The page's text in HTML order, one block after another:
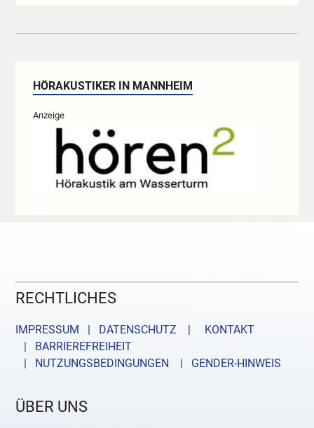
HÖRAKUSTIKER IN MANNHEIM
Anzeige
RECHTLICHES
IMPRESSUM | DATENSCHUTZ |
KONTAKT
| BARRIEREFREIHEIT
| NUTZUNGSBEDINGUNGEN
| GENDER-HINWEIS
ÜBER UNS